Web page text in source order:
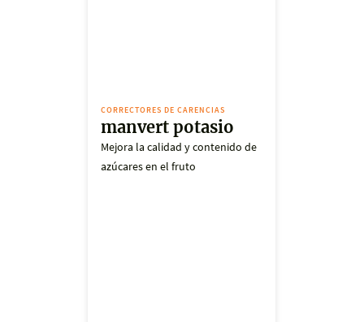
CORRECTORES DE CARENCIAS
manvert potasio
Mejora la calidad y contenido de
azúcares en el fruto